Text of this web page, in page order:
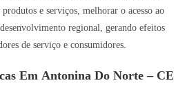
e serviços, melhorar o acesso ao
regional, gerando efeitos
de serviço e consumidores.
Em Antonina Do Norte – CE